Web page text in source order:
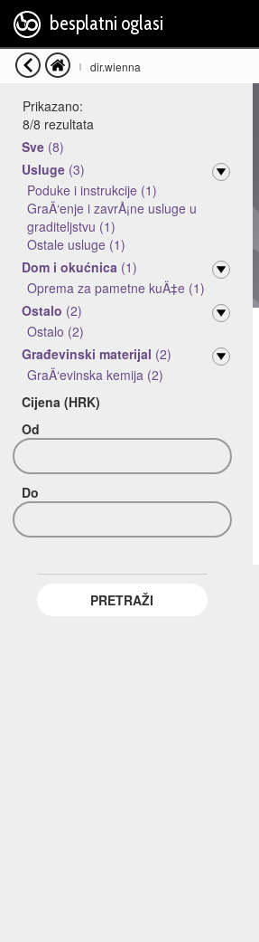
besplatni oglasi
Prikazano:
8/8 rezultata
Sve (8)
Usluge (3)
Poduke i instrukcije (1)
GraÄ‘enje i zavrÅ¡ne usluge u
graditeljstvu (1)
Ostale usluge (1)
Dom i okućnica (1)
Oprema za pametne kuÄ‡e (1)
Ostalo (2)
Ostalo (2)
Građevinski materijal (2)
GraÄ‘evinska kemija (2)
Cijena (HRK)
Od
Do
| dir.wienna